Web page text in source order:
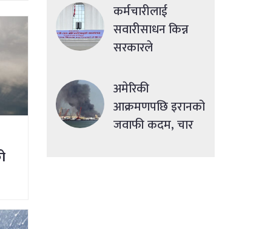
कर्मचारीलाई
सवारीसाधन किन्न
सरकारले
दिने
अमेरिकी
आक्रमणपछि इरानको
जवाफी कदम, चार